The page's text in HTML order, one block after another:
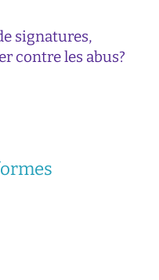
signatures,
contre les abus?